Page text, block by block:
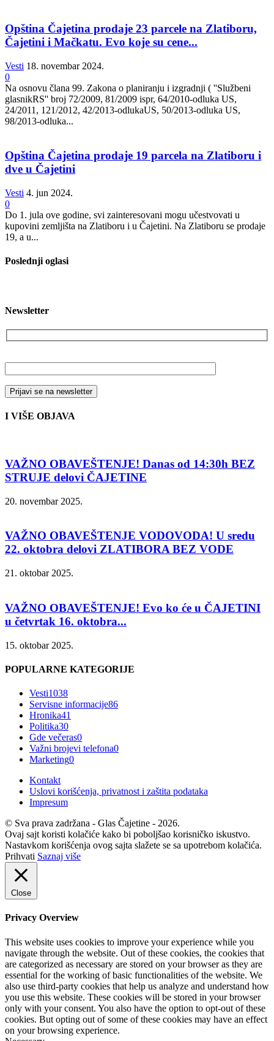
Opština Čajetina prodaje 23 parcele na Zlatiboru,
Čajetini i Mačkatu. Evo koje su cene...
Vesti 18. novembar 2024.
0
Na osnovu člana 99. Zakona o planiranju i izgradnji ( ''Službeni
glasnikRS'' broj 72/2009, 81/2009 ispr, 64/2010-odluka US,
24/2011, 121/2012, 42/2013-odlukaUS, 50/2013-odluka US,
98/2013-odluka...
Opština Čajetina prodaje 19 parcela na Zlatiboru i
dve u Čajetini
Vesti 4. jun 2024.
0
Do 1. jula ove godine, svi zainteresovani mogu učestvovati u
kupovini zemljišta na Zlatiboru i u Čajetini. Na Zlatiboru se prodaje
19, a u...
Poslednji oglasi
Newsletter
I VIŠE OBJAVA
VAŽNO OBAVEŠTENJE! Danas od 14:30h BEZ
STRUJE delovi ČAJETINE
20. novembar 2025.
VAŽNO OBAVEŠTENJE VODOVODA! U sredu
22. oktobra delovi ZLATIBORA BEZ VODE
21. oktobar 2025.
VAŽNO OBAVEŠTENJE! Evo ko će u ČAJETINI
u četvrtak 16. oktobra...
15. oktobar 2025.
POPULARNE KATEGORIJE
Vesti1038
Servisne informacije86
Hronika41
Politika30
Gde večeras0
Važni brojevi telefona0
Marketing0
Kontakt
Uslovi korišćenja, privatnost i zaštita podataka
Impresum
© Sva prava zadržana - Glas Čajetine - 2026.
Ovaj sajt koristi kolačiće kako bi poboljšao korisničko iskustvo.
Nastavkom korišćenja ovog sajta slažete se sa upotrebom kolačića.
Prihvati Saznaj više
Close
Privacy Overview
This website uses cookies to improve your experience while you
navigate through the website. Out of these cookies, the cookies that
are categorized as necessary are stored on your browser as they are
essential for the working of basic functionalities of the website. We
also use third-party cookies that help us analyze and understand how
you use this website. These cookies will be stored in your browser
only with your consent. You also have the option to opt-out of these
cookies. But opting out of some of these cookies may have an effect
on your browsing experience.